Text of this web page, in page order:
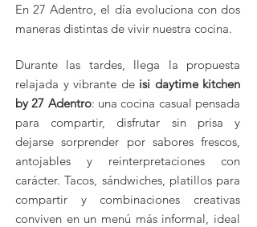
En 27 Adentro, el día evoluciona con dos
maneras distintas de vivir nuestra cocina.
Durante las tardes, llega la propuesta
relajada y vibrante de isi daytime kitchen
by 27 Adentro: una cocina casual pensada
para compartir, disfrutar sin prisa y
dejarse sorprender por sabores frescos,
antojables y reinterpretaciones con
carácter. Tacos, sándwiches, platillos para
compartir y combinaciones creativas
conviven en un menú más informal, ideal